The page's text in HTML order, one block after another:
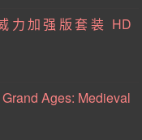
(78)
第一人称射击(74)
(70)
力加强版套装 HD
Ages: Medieval